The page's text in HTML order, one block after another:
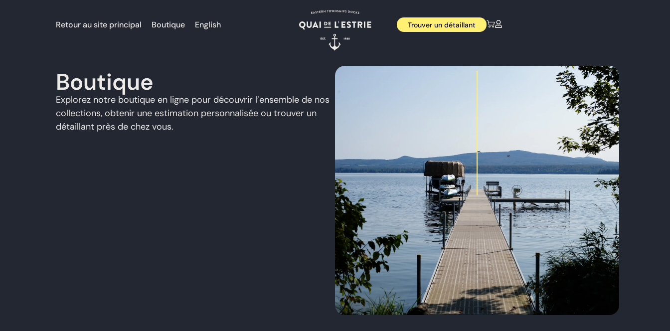
Retour au site principal Boutique English Trouver un détaillant
Boutique
Explorez notre boutique en ligne pour découvrir l’ensemble de nos
collections, obtenir une estimation personnalisée ou trouver un
détaillant près de chez vous.